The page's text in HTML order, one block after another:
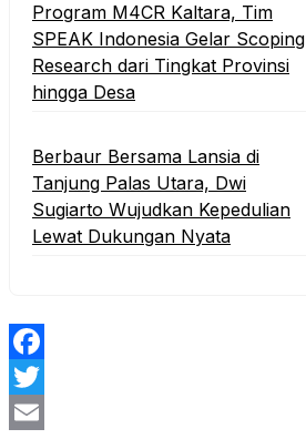
Program M4CR Kaltara, Tim
SPEAK Indonesia Gelar Scoping
Research dari Tingkat Provinsi
hingga Desa
Berbaur Bersama Lansia di
Tanjung Palas Utara, Dwi
Sugiarto Wujudkan Kepedulian
Lewat Dukungan Nyata
Facebook
Twitter